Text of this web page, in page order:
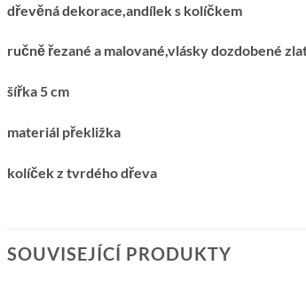
dřevěná dekorace,andílek s kolíčkem
ručně řezané a malované,vlásky dozdobené
šířka 5 cm
materiál překližka
kolíček z tvrdého dřeva
SOUVISEJÍCÍ PRODUKTY